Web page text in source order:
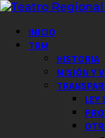
Saltar
contenido
Menú
principal
INICIO
TRM
HISTORIA
MISIÓN Y
LEY